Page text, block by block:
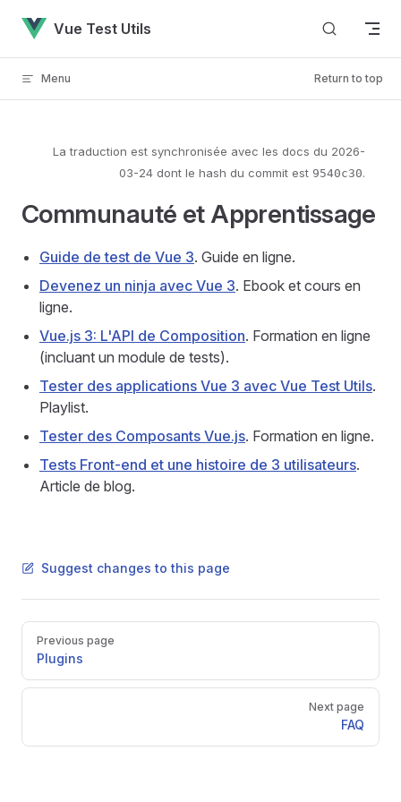
Skip to content
Vue Test Utils
Menu Return to top
La traduction est synchronisée avec les docs du 2026-
03-24dont le hash du commit est 9540c30.
Communauté et Apprentissage
Guide de test de Vue 3. Guide en ligne.
Devenez un ninja avec Vue 3. Ebook et cours en
ligne.
Vue.js 3: L'API de Composition. Formation en ligne
(incluant un module de tests).
Tester des applications Vue 3 avec Vue Test Utils.
Playlist.
Tester des Composants Vue.js. Formation en ligne.
Tests Front-end et une histoire de 3 utilisateurs.
Article de blog.
Suggest changes to this page
Pager
Previous page
Plugins
Next page
FAQ